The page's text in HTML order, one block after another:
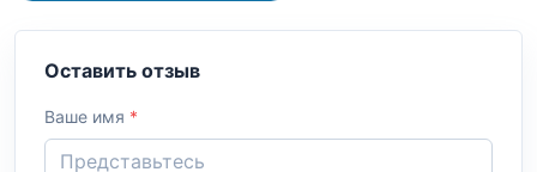
Оставить отзыв
Ваше имя *